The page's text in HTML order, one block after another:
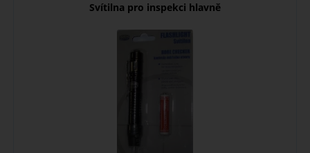
Svítilna pro inspekci hlavně